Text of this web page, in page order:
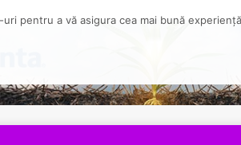
uri pentru a vă asigura cea mai bună